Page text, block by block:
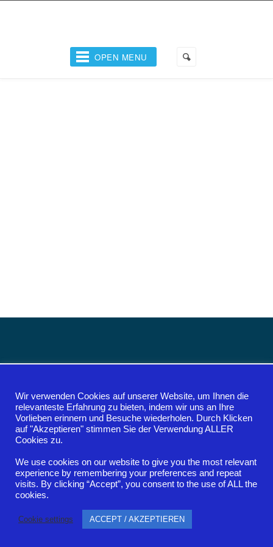
OPEN MENU
Ursula Spieler
Wir verwenden Cookies auf unserer Website, um Ihnen die
relevanteste Erfahrung zu bieten, indem wir uns an Ihre
Vorlieben erinnern und Besuche wiederholen. Durch Klicken
auf "Akzeptieren" stimmen Sie der Verwendung ALLER
Cookies zu.
We use cookies on our website to give you the most relevant
experience by remembering your preferences and repeat
visits. By clicking “Accept”, you consent to the use of ALL the
cookies.
Cookie settings ACCEPT / AKZEPTIEREN